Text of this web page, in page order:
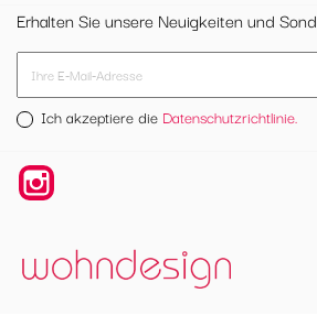
Erhalten Sie unsere Neuigkeiten und
Ich akzeptiere die Datenschutzrichtlinie.